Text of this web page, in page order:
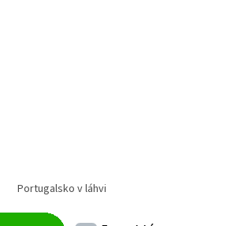
Portugalsko v láhvi